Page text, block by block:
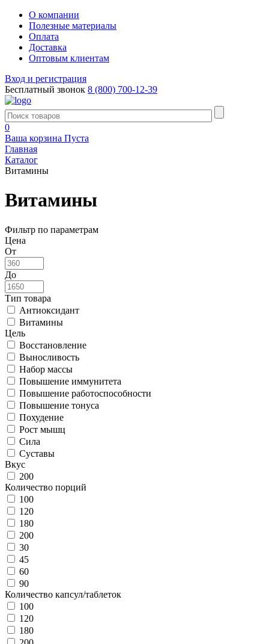
О компании
Полезные материалы
Оплата
Доставка
Оптовым клиентам
Вход и регистрация
Бесплатный звонок 8 (800) 700-12-39
0
Ваша корзина Пуста
Главная
Каталог
Витамины
Витамины
Фильтр по параметрам
Цена
От
До
Тип товара
Антиоксидант
Витамины
Цель
Восстановление
Выносливость
Набор массы
Повышение иммунитета
Повышение работоспособности
Повышение тонуса
Похудение
Рост мышц
Сила
Суставы
Вкус
200
Количество порций
100
120
180
200
30
45
60
90
Количество капсул/таблеток
100
120
180